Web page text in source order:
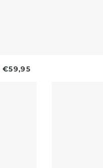
PRIX HABITUEL
€59,95